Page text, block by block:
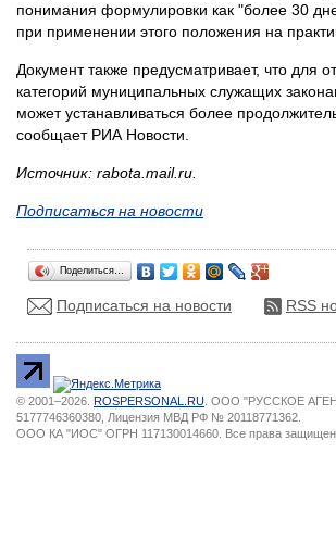
понимания формулировки как "более 30
при применении этого положения на
Документ также предусматривает, что для
категорий муниципальных служащих
может устанавливаться более
сообщает РИА Новости.
Источник: rabota.mail.ru.
Подписаться на новости
Поделиться…
Подписаться на новости RSS
© 2001–2026. ROSPERSONAL.RU . ООО "РУССКОЕ
5177746360380, Лицензия МВД РФ № 20118771362.
ООО КА "ИОС" ОГРН 117130014660. Все права